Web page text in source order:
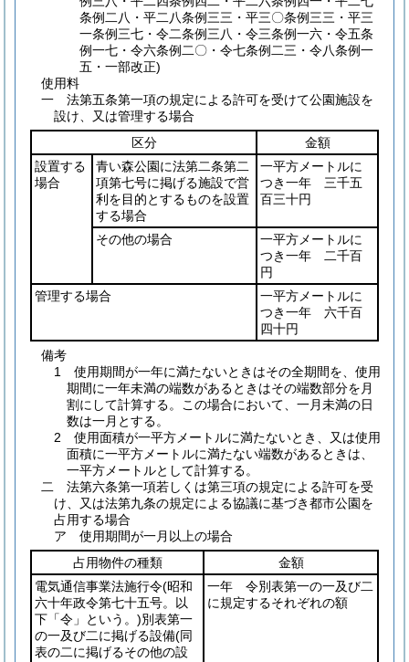
条例二八・平二八条例三三・平三〇条例三三・平三
一条例三七・令二条例三八・令三条例一六・令五条
例一七・令六条例二〇・令七条例二三・令八条例一
五・一部改正)
使用料
一 法第五条第一項の規定による許可を受けて公園施設を
設け、又は管理する場合
区分
金額
設置する
場合
青い森公園に法第二条第二
項第七号に掲げる施設で営
利を目的とするものを設置
する場合
一平方メートルに
つき一年 三千五
百三十円
その他の場合
一平方メートルに
つき一年 二千百
円
管理する場合
一平方メートルに
つき一年 六千百
四十円
備考
1 使用期間が一年に満たないときはその全期間を、使用
期間に一年未満の端数があるときはその端数部分を月
割にして計算する。この場合において、一月未満の日
数は一月とする。
2 使用面積が一平方メートルに満たないとき、又は使用
面積に一平方メートルに満たない端数があるときは、
一平方メートルとして計算する。
二 法第六条第一項若しくは第三項の規定による許可を受
け、又は法第九条の規定による協議に基づき都市公園を
占用する場合
ア 使用期間が一月以上の場合
占用物件の種類
金額
電気通信事業法施行令(昭和
六十年政令第七十五号。以
下「令」という。)別表第一
の一及び二に掲げる設備(同
表の二に掲げるその他の設
一年 令別表第一の一及び二
に規定するそれぞれの額